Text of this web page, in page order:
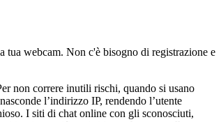
tua webcam. Non c'è bisogno di registrazione e
non correre inutili rischi, quando si usano
l’indirizzo IP, rendendo l’utente
I siti di chat online con gli sconosciuti,